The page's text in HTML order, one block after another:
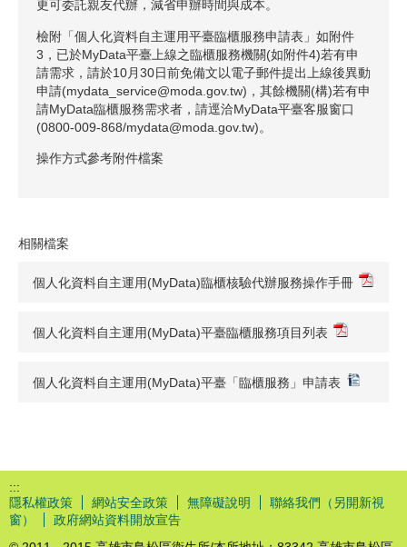
更可委託親友代辦，減省申辦時間與成本。
檢附「個人化資料自主運用平臺臨櫃服務申請表」如附件
3，已於MyData平臺上線之臨櫃服務機關(如附件4)若有申
請需求，請於10月30日前免備文以電子郵件提出上線後異動
申請(mydata_service@moda.gov.tw)，其餘機關(構)若有申
請MyData臨櫃服務需求者，請逕洽MyData平臺客服窗口
(0800-009-868/mydata@moda.gov.tw)。
操作方式參考附件檔案
相關檔案
個人化資料自主運用(MyData)臨櫃核驗代辦服務操作手冊
個人化資料自主運用(MyData)平臺臨櫃服務項目列表
個人化資料自主運用(MyData)平臺「臨櫃服務」申請表
:::
隱私權政策
網站安全政策 無障礙說明
聯絡我們（另開新視
窗）
政府網站資料開放宣告